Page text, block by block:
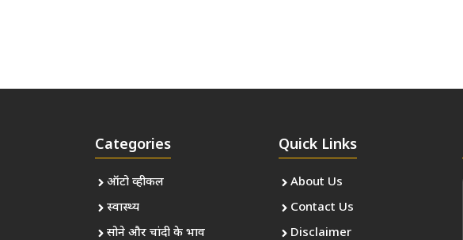
Categories
ऑटो व्हीकल
स्वास्थ्य
सोने और चांदी के भाव
Quick Links
About Us
Contact Us
Disclaimer